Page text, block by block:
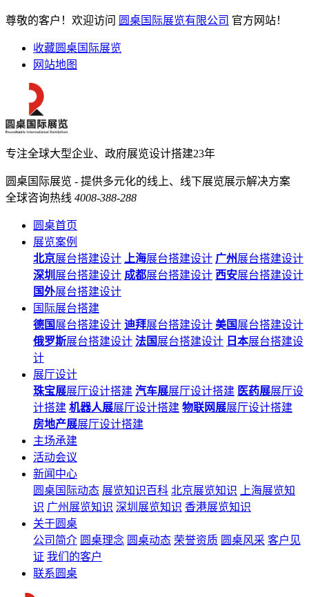
尊敬的客户！欢迎访问 圆桌国际展览有限公司 官方网站！
收藏圆桌国际展览
网站地图
专注全球大型企业、政府展览设计搭建23年
圆桌国际展览 - 提供多元化的线上、线下展览展示解决方案
全球咨询热线 4008-388-288
圆桌首页
展览案例
北京展台搭建设计 上海展台搭建设计 广州展台搭建设计
深圳 展台搭建设计 成都展台搭建设计 西安展台搭建设计
国外展台搭建设计
国际展台搭建
德国 展台搭建设计 迪拜展台搭建设计 美国 展台搭建设计
俄罗斯展台搭建设计 法国 展台搭建设计 日本展台搭建设
计
展厅设计
珠宝展展厅设计搭建 汽车展展厅设计搭建 医药展展厅设
计搭建 机器人展展厅设计搭建 物联网展展厅设计搭建
房地产展展厅设计搭建
主场承建
活动会议
新闻中心
圆桌国际动态 展览知识百科 北京展览知识
上海展览知
识 广州展览知识 深圳展览知识 香港展览知识
关于圆桌
公司简介 圆桌理念 圆桌动态 荣誉资质 圆桌风采 客户见
证 我们的客户
联系圆桌